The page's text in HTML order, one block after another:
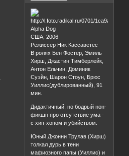
Alpha Dog
США, 2006
Режиссер Ник Кассаветес
В ролях Бен Фостер, Эмиль
Хирш, Джастин Тимберлейк,
Антон Ельчин, Доминик
Суэйн, Шарон Стоун, Брюс
Уиллис(дублированный), 91
мин.
Дидактичный, но бодрый нон-
фикшн про отсутствие ума -
с хип-хопом и убийством.
Юный Джонни Трулав (Хирш)
толкал дурь в тени
мафиозного папы (Уиллис) и